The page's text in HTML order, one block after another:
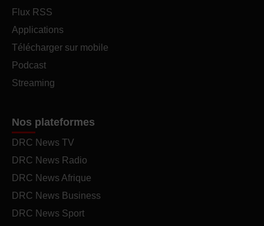
Flux RSS
Applications
Télécharger sur mobile
Podcast
Streaming
Nos plateformes
DRC News TV
DRC News Radio
DRC News Afrique
DRC News Business
DRC News Sport